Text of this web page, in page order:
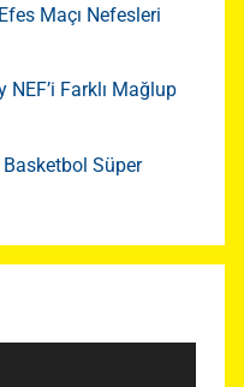
Maçı Nefesleri
Farklı Mağlup
Süper